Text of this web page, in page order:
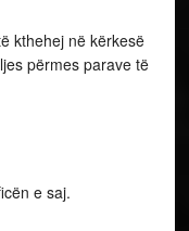
kthehej në kërkesë
përmes parave të
e saj.